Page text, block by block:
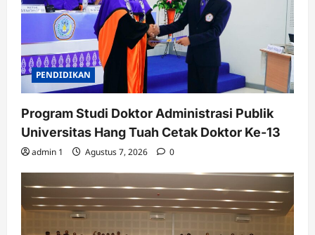
PENDIDIKAN
Program Studi Doktor Administrasi Publik
Universitas Hang Tuah Cetak Doktor Ke-13
admin 1 Agustus 7, 2026 0